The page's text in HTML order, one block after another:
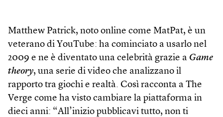
Matthew Patrick, noto online come MatPat, è un
veterano di YouTube: ha cominciato a usarlo nel
2009 e ne è diventato una celebrità grazie a Game
theory, una serie di video che analizzano il
rapporto tra giochi e realtà. Così racconta a The
Verge come ha visto cambiare la piattaforma in
dieci anni: “All’inizio pubblicavi tutto, non ti